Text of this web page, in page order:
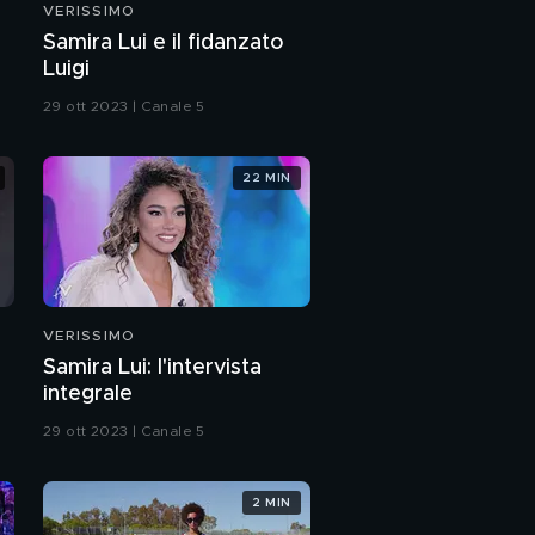
tumore ai polmoni ha
Ciro De Lollis: "Gli ultimi
giorni di vita di mia
Ciro De Lollis: "La
malattia di mia madre
L'intervista a Sandra
di mia mamma, Sandra
Milo"
VERISSIMO
Samira Lui e il fidanzato
Luigi
29 ott 2023 | Canale 5
VERISSIMO
Samira Lui: l'intervista
integrale
29 ott 2023 | Canale 5
22 MIN
2 MIN